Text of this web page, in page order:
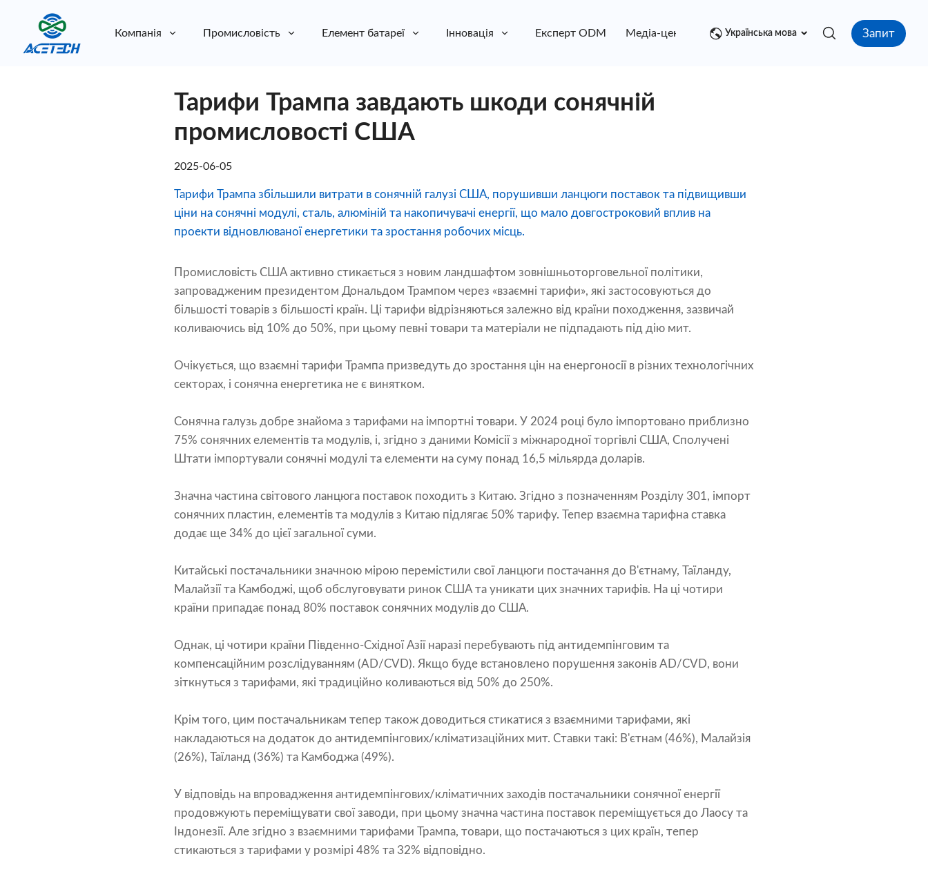
Компанія Промисловість Елемент батареї Інновація Експерт ODM Медіа-центр контакт
Українська мова Запит
Тарифи Трампа завдають шкоди сонячній
промисловості США
2025-06-05
Тарифи Трампа збільшили витрати в сонячній галузі США, порушивши ланцюги поставок та підвищивши
ціни на сонячні модулі, сталь, алюміній та накопичувачі енергії, що мало довгостроковий вплив на
проекти відновлюваної енергетики та зростання робочих місць.
Промисловість США активно стикається з новим ландшафтом зовнішньоторговельної політики,
запровадженим президентом Дональдом Трампом через «взаємні тарифи», які застосовуються до
більшості товарів з більшості країн. Ці тарифи відрізняються залежно від країни походження, зазвичай
коливаючись від 10% до 50%, при цьому певні товари та матеріали не підпадають під дію мит.
Очікується, що взаємні тарифи Трампа призведуть до зростання цін на енергоносії в різних технологічних
секторах, і сонячна енергетика не є винятком.
Сонячна галузь добре знайома з тарифами на імпортні товари. У 2024 році було імпортовано приблизно
75% сонячних елементів та модулів, і, згідно з даними Комісії з міжнародної торгівлі США, Сполучені
Штати імпортували сонячні модулі та елементи на суму понад 16,5 мільярда доларів.
Значна частина світового ланцюга поставок походить з Китаю. Згідно з позначенням Розділу 301, імпорт
сонячних пластин, елементів та модулів з Китаю підлягає 50% тарифу. Тепер взаємна тарифна ставка
додає ще 34% до цієї загальної суми.
Китайські постачальники значною мірою перемістили свої ланцюги постачання до В'єтнаму, Таїланду,
Малайзії та Камбоджі, щоб обслуговувати ринок США та уникати цих значних тарифів. На ці чотири
країни припадає понад 80% поставок сонячних модулів до США.
Однак, ці чотири країни Південно-Східної Азії наразі перебувають під антидемпінговим та
компенсаційним розслідуванням (AD/CVD). Якщо буде встановлено порушення законів AD/CVD, вони
зіткнуться з тарифами, які традиційно коливаються від 50% до 250%.
Крім того, цим постачальникам тепер також доводиться стикатися з взаємними тарифами, які
накладаються на додаток до антидемпінгових/кліматизаційних мит. Ставки такі: В'єтнам (46%), Малайзія
(26%), Таїланд (36%) та Камбоджа (49%).
У відповідь на впровадження антидемпінгових/кліматичних заходів постачальники сонячної енергії
продовжують переміщувати свої заводи, при цьому значна частина поставок переміщується до Лаосу та
Індонезії. Але згідно з взаємними тарифами Трампа, товари, що постачаються з цих країн, тепер
стикаються з тарифами у розмірі 48% та 32% відповідно.